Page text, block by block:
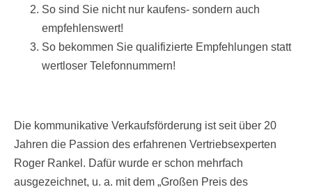
So sind Sie nicht nur kaufens- sondern auch
empfehlenswert!
So bekommen Sie qualifizierte Empfehlungen statt
wertloser Telefonnummern!
Die kommunikative Verkaufsförderung ist seit über 20
Jahren die Passion des erfahrenen Vertriebsexperten
Roger Rankel. Dafür wurde er schon mehrfach
ausgezeichnet, u. a. mit dem „Großen Preis des